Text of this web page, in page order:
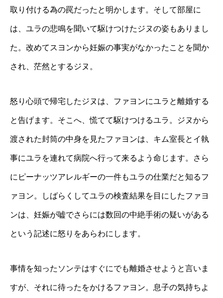
取り付ける為の罠だったと明かします。そして部屋に
は、ユラの悲鳴を聞いて駆けつけたジヌの姿もありまし
た。改めてスヨンから妊娠の事実がなかったことを聞か
され、茫然とするジヌ。
怒り心頭で帰宅したジヌは、ファヨンにユラと離婚する
と告げます。そこへ、慌てて駆けつけるユラ。ジヌから
渡された封筒の中身を見たファヨンは、キム室長とイ執
事にユラを連れて病院へ行って来るよう命じます。さら
にピーナッツアレルギーの一件もユラの仕業だと知るフ
ァヨン。しばらくしてユラの検査結果を目にしたファヨ
ンは、妊娠が嘘でさらには数回の中絶手術の疑いがある
という記述に怒りをあらわにします。
事情を知ったソンテはすぐにでも離婚させようと言いま
すが、それに待ったをかけるファヨン。息子の気持ちよ